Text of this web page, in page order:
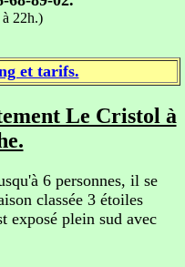
22h.)
et tarifs.
Le Cristol à
6 personnes, il se
classée 3 étoiles
exposé plein sud avec